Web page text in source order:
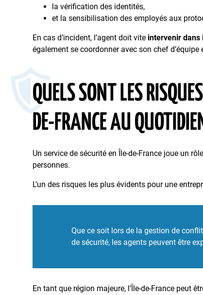
la vérification des identités,
et la sensibilisation des employés aux
En cas d’incident, l’agent doit vite intervenir dans
également se coordonner avec son chef d’équipe
QUELS SONT LES
DE-FRANCE AU
Un service de sécurité en Île-de-France joue un
personnes.
L’un des risques les plus évidents pour une
Que ce soit lors de la gestion de
de sécurité, les agents peuvent être
En tant que région majeure, l’Île-de-France peut